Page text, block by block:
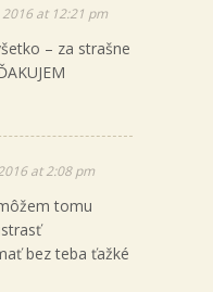
2016 at 12:21 pm
– za strašne
at 2:08 pm
tomu
bez teba ťažké